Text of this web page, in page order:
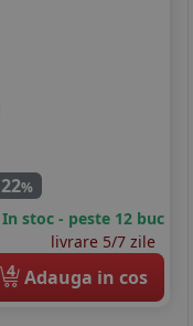
22%
In stoc - peste 12 buc
livrare 5/7 zile
4 Adauga in cos